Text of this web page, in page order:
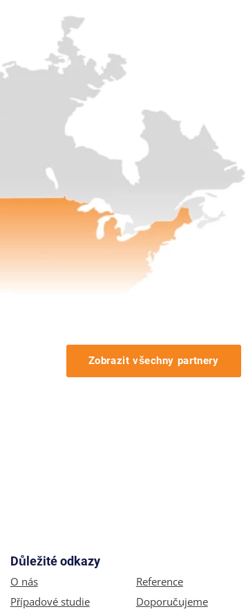
Zobrazit všechny partnery
Důležité odkazy
O nás
Případové studie
Reference
Doporučujeme